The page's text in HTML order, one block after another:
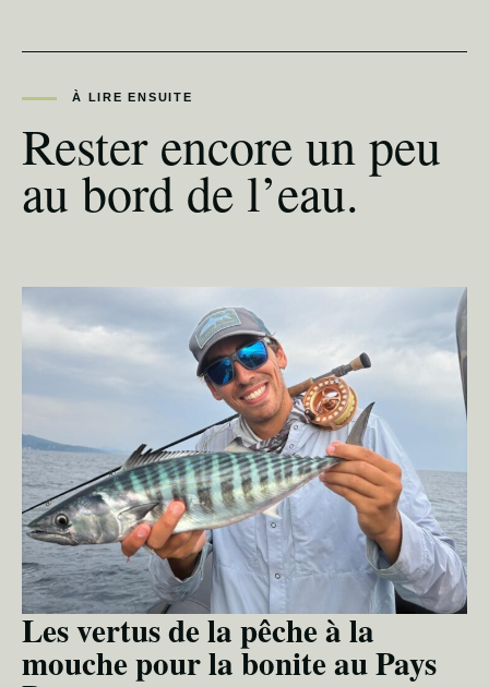
À LIRE ENSUITE
Rester encore un peu
au bord de l’eau.
Les vertus de la pêche à la
mouche pour la bonite au Pays